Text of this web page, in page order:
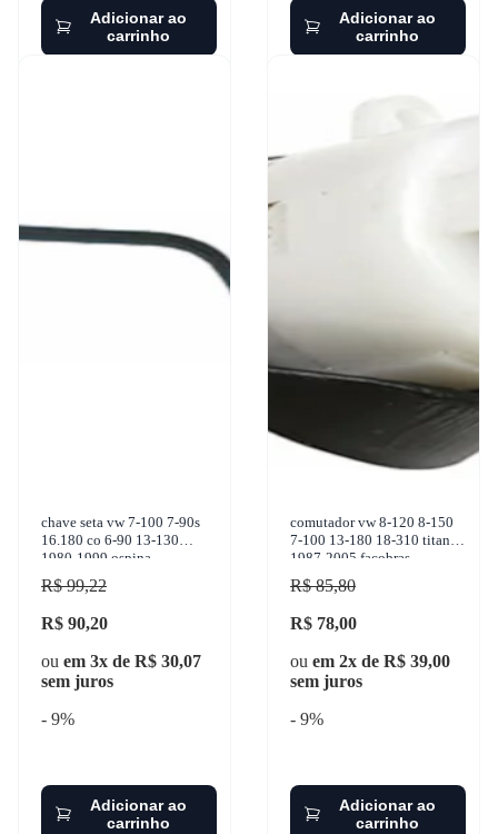
Adicionar ao
carrinho
Adicionar ao
carrinho
chave seta vw 7-100 7-90s
16.180 co 6-90 13-130
1980-1999 ospina
R$ 99,22
R$ 90,20
ou em 3x de R$ 30,07
sem juros
- 9%
Adicionar ao
carrinho
comutador vw 8-120 8-150
7-100 13-180 18-310 titan
1987-2005 facobras -
940.1135
R$ 85,80
R$ 78,00
ou em 2x de R$ 39,00
sem juros
- 9%
Adicionar ao
carrinho